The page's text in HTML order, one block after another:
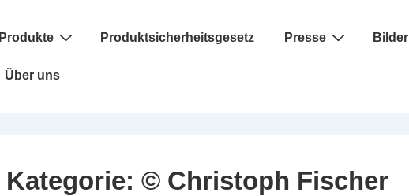
Produkte Produktsicherheitsgesetz Presse Bilder
Über uns
Kategorie: © Christoph Fischer